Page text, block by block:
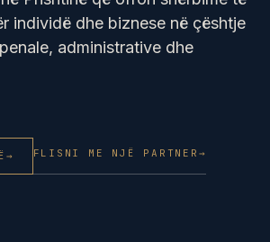
individë dhe biznese në çështje
administrative dhe
→ FLISNI ME NJË PARTNER →